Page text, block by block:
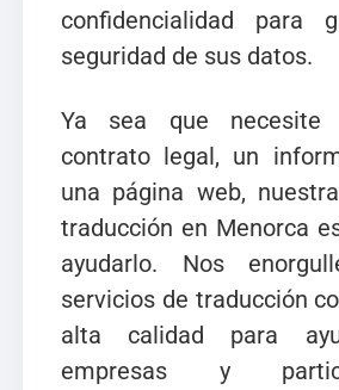
confidencialidad para
seguridad de sus datos.
Ya sea que necesite
contrato legal, un
una página web,
traducción en Menorca
ayudarlo. Nos
servicios de traducción
alta calidad para
empresas y